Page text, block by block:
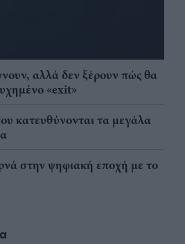
αλλά δεν ξέρουν πώς θα
«exit»
κατευθύνονται τα μεγάλα
στην ψηφιακή εποχή με το